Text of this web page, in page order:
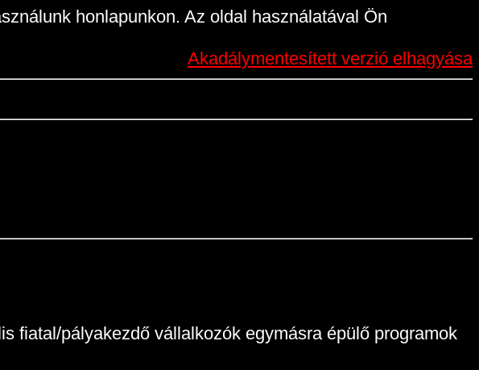
honlapunkon. Az oldal használatával Ön
Akadálymentesített verzió elhagyása
fiatal/pályakezdő vállalkozók egymásra épülő programok